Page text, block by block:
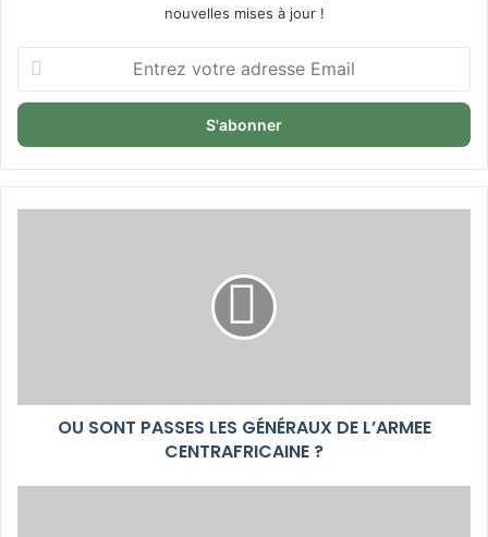
nouvelles mises à jour !
votre
adresse
OU SONT PASSES LES GÉNÉRAUX DE L’ARMEE
CENTRAFRICAINE ?